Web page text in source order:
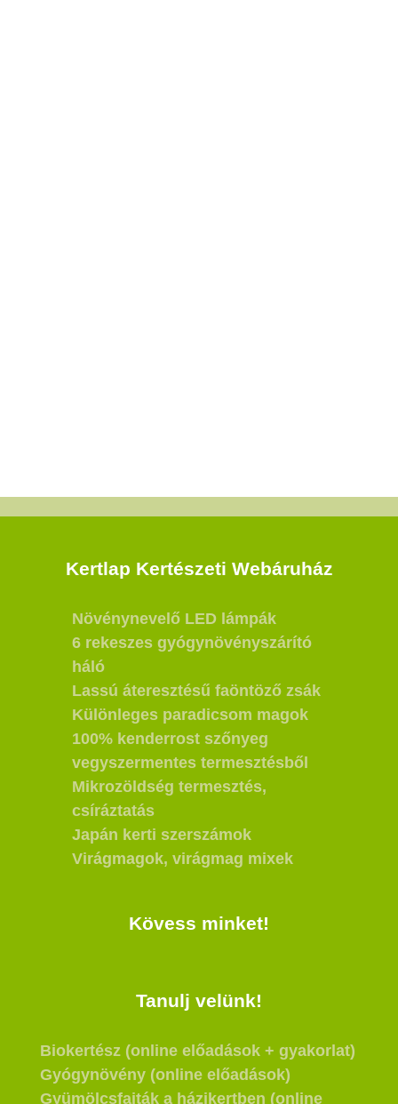
Kertlap Kertészeti Webáruház
Növénynevelő LED lámpák
6 rekeszes gyógynövényszárító
háló
Lassú áteresztésű faöntöző zsák
Különleges paradicsom magok
100% kenderrost szőnyeg
vegyszermentes termesztésből
Mikrozöldség termesztés,
csíráztatás
Japán kerti szerszámok
Virágmagok, virágmag mixek
Kövess minket!
Tanulj velünk!
Biokertész (online előadások + gyakorlat)
Gyógynövény (online előadások)
Gyümölcsfajták a házikertben (online